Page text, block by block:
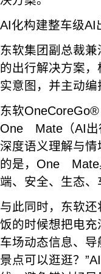
AI化构建整车级AI
东软集团副总裁
的出行解决方案
实意图，并主动
东软
One Mate（AI出
深度语义理解与
的是，One Mate
端、安全、生态
与此同时，东软
饭的时候想把电
车场动态信息、
景点可以逛逛？